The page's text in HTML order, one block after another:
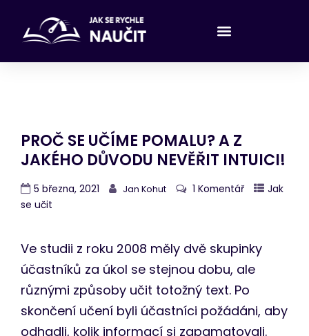
PROČ SE UČÍME POMALU? A Z
JAKÉHO DŮVODU NEVĚŘIT INTUICI!
5 března, 2021 Jan Kohut 1 Komentář
Jak
se učit
Ve studii z roku 2008 měly dvě skupinky
účastníků za úkol se stejnou dobu, ale
různými způsoby učit totožný text. Po
skončení učení byli účastníci požádáni, aby
odhadli, kolik informací si zapamatovali.